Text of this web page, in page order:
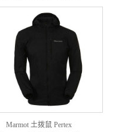
夹克
Marmot 土拨鼠 Pertex